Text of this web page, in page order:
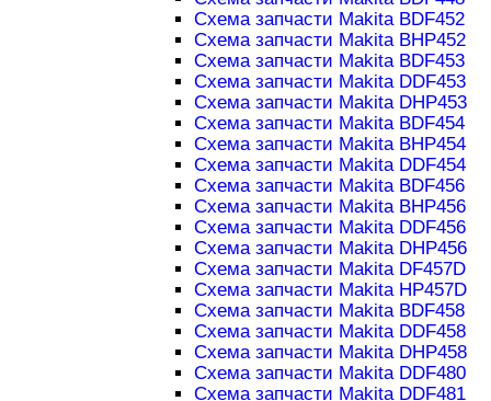
Схема запчасти Makita BDF452
Схема запчасти Makita BHP452
Схема запчасти Makita BDF453
Схема запчасти Makita DDF453
Схема запчасти Makita DHP453
Схема запчасти Makita BDF454
Схема запчасти Makita BHP454
Схема запчасти Makita DDF454
Схема запчасти Makita BDF456
Схема запчасти Makita BHP456
Схема запчасти Makita DDF456
Схема запчасти Makita DHP456
Схема запчасти Makita DF457D
Схема запчасти Makita HP457D
Схема запчасти Makita BDF458
Схема запчасти Makita DDF458
Схема запчасти Makita DHP458
Схема запчасти Makita DDF480
Схема запчасти Makita DDF481